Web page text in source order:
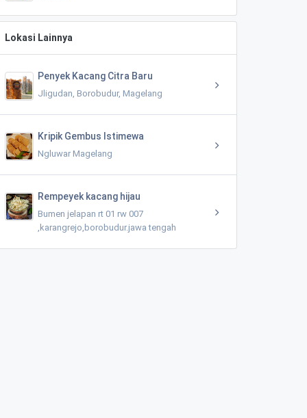
Lokasi Lainnya
Penyek Kacang Citra Baru
Jligudan, Borobudur, Magelang
Kripik Gembus Istimewa
Ngluwar Magelang
Rempeyek kacang hijau
Bumen jelapan rt 01 rw 007
,karangrejo,borobudur.jawa tengah